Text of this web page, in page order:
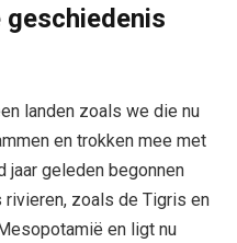
geschiedenis
landen zoals we die nu
en trokken mee met
jaar geleden begonnen
zoals de Tigris en
en ligt nu